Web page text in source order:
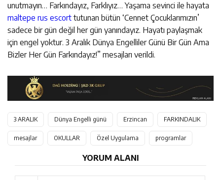
unutmayın… Farkındayız, Farklıyız… Yaşama sevinci ile hayata
maltepe rus escort tutunan bütün ‘Cennet Çocuklarımızın’
sadece bir gün değil her gün yanındayız. Hayatı paylaşmak
için engel yoktur. 3 Aralık Dünya Engelliler Günü Bir Gün Ama
Bizler Her Gün Farkındayız!” mesajları verildi.
3 ARALIK Dünya Engelli günü Erzincan FARKINDALIK
mesajlar OKULLAR Özel Uygulama programlar
YORUM ALANI